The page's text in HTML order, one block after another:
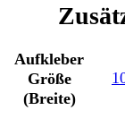
Aufkleber
Größe
(Breite)